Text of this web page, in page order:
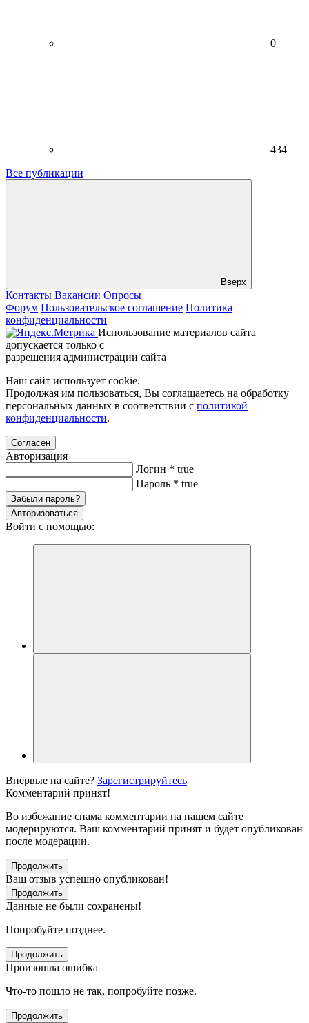
0
434
Все публикации
Вверх
Контакты Вакансии Опросы
Форум Пользовательское соглашение Политика
конфиденциальности
Использование материалов сайта
допускается только с
разрешения администрации сайта
Наш сайт использует cookie.
Продолжая им пользоваться, Вы соглашаетесь на обработку
персональных данных в соответствии с политикой
конфиденциальности.
Согласен
Авторизация
Логин * true
Пароль * true
Забыли пароль?
Авторизоваться
Войти с помощью:
Впервые на сайте? Зарегистрируйтесь
Комментарий принят!
Во избежание спама комментарии на нашем сайте
модерируются. Ваш комментарий принят и будет опубликован
после модерации.
Продолжить
Ваш отзыв успешно опубликован!
Продолжить
Данные не были сохранены!
Попробуйте позднее.
Продолжить
Произошла ошибка
Что-то пошло не так, попробуйте позже.
Продолжить